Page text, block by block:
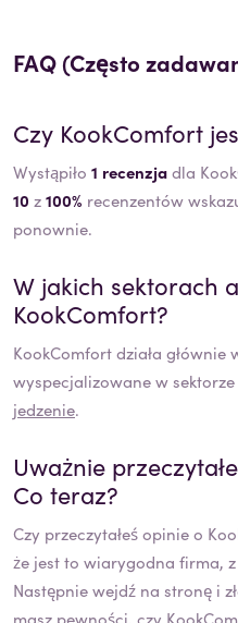
FAQ (Często
Czy KookComfort
Wystąpiło 1 recenzjadla
10 z100% recenzentów
ponownie.
W jakich sektorach
KookComfort?
KookComfortdziała głównie
wyspecjalizowane w
jedzenie.
Uważnie
Co teraz?
Czy przeczytałeś opinie o
że jest to wiarygodna firma,
Następnie wejdź na stronę i